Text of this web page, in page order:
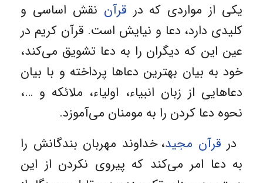
یکی از مواردی که در قرآن نقش اساسی و
کلیدی دارد، دعا و نیایش است. قرآن کریم در
عین این که دیگران را به دعا تشویق می‌کند،
خود به بیان بهترین دعاها پرداخته و با بیان
دعاهایی از زبان انبیاء، اولیاء، ملائکه و …،
نحوه دعا کردن را به مومنان می‌آموزد.
در قرآن مجید، خداوند مهربان بندگانش را
به دعا امر می‌کند که پیروی نکردن از این